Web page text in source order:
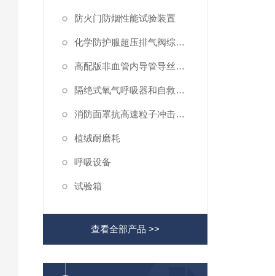
防火门防烟性能试验装置
化学防护服超压排气阀综合性测试仪
高配版非血管内导管导丝滑动性能测试仪
隔绝式氧气呼吸器和自救器二氧化碳吸收率及水分含量测试仪
消防面罩抗高速粒子冲击试验机
植绒耐磨耗
呼吸设备
试验箱
查看全部产品 >>